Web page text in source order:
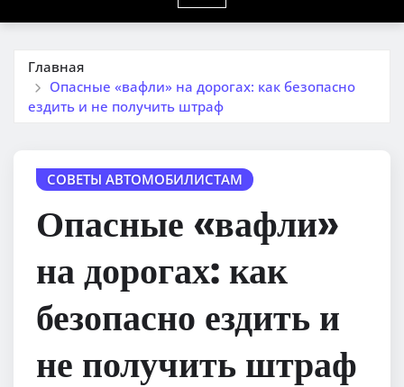
Главная
Опасные «вафли» на дорогах: как безопасно
ездить и не получить штраф
СОВЕТЫ АВТОМОБИЛИСТАМ
Опасные «вафли»
на дорогах: как
безопасно ездить и
не получить штраф